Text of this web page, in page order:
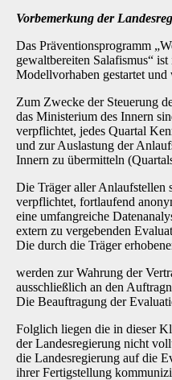
Vorbemerkung der
Das Präventionsprogramm
gewaltbereiten Salafismus“
Modellvorhaben gestartet und
Zum Zwecke der Steuerung
das Ministerium des Innern
verpflichtet, jedes Quartal
und zur Auslastung der
Innern zu übermitteln
Die Träger aller Anlaufstellen
verpflichtet, fortlaufend
eine umfangreiche
extern zu vergebenden
Die durch die Träger
werden zur Wahrung der
ausschließlich an den
Die Beauftragung der
Folglich liegen die in dieser
der Landesregierung nicht
die Landesregierung auf die
ihrer Fertigstellung